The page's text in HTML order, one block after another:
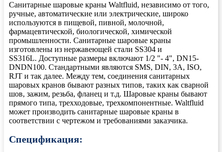
Санитарные шаровые краны Waltfluid, независимо от того,
ручные, автоматические или электрические, широко
используются в пищевой, пивной, молочной,
фармацевтической, биологической, химической
промышленности. Санитарные шаровые краны
изготовлены из нержавеющей стали SS304 и
SS316L. Доступные размеры включают 1/2 "- 4", DN15-
DNDN100. Стандартными являются SMS, DIN, 3A, ISO,
RJT и так далее. Между тем, соединения санитарных
шаровых кранов бывают разных типов, таких как сварной
шов, зажим, резьба, фланец и т.д. Шаровые краны бывают
прямого типа, трехходовые, трехкомпонентные. Waltfluid
может производить санитарные шаровые краны в
соответствии с чертежом и требованиями заказчика.
Спецификация: